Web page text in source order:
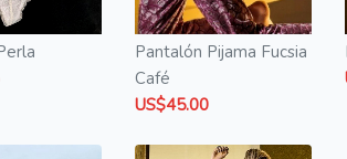
Pantalón Pijama Fucsia
Café
US$45.00